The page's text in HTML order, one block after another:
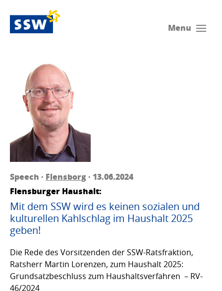
Menu
Speech · Flensborg· 13.06.2024
Flensburger Haushalt:
Mit dem SSW wird es keinen sozialen und
kulturellen Kahlschlag im Haushalt 2025
geben!
Die Rede des Vorsitzenden der SSW-Ratsfraktion,
Ratsherr Martin Lorenzen, zum Haushalt 2025:
Grundsatzbeschluss zum Haushaltsverfahren – RV-
46/2024